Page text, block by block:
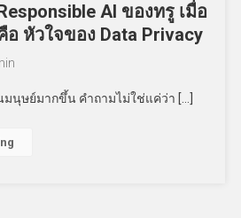
AI ของทรู เมื่อ
หัวใจของ Data Privacy
นุษย์มากขึ้น คำถามไม่ใช่แค่ว่า […]